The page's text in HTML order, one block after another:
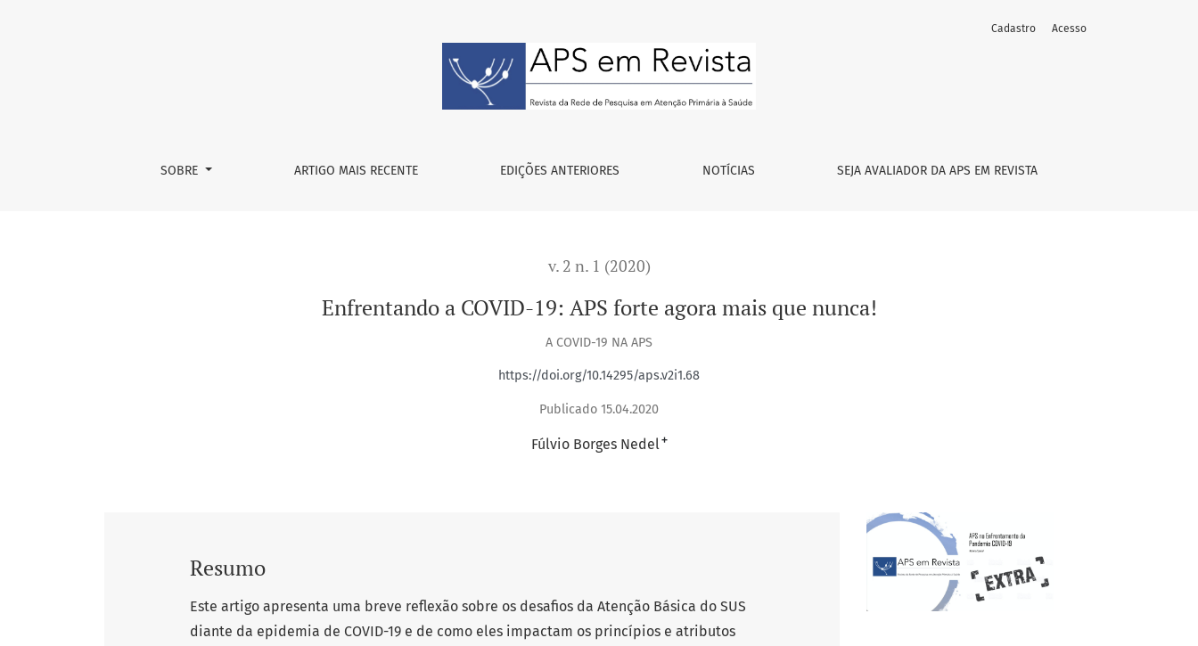
SOBRE ARTIGO MAIS RECENTE EDIÇÕES ANTERIORES NOTÍCIAS SEJA AVALIADOR DA APS EM REVISTA
Cadastro Acesso
v. 2 n. 1 (2020)
Enfrentando a COVID-19: APS forte agora mais que nunca!
A COVID-19 NA APS
https://doi.org/10.14295/aps.v2i1.68
Publicado 15.04.2020
Fúlvio Borges Nedel +
Resumo
Este artigo apresenta uma breve reflexão sobre os desafios da Atenção Básica do SUS
diante da epidemia de COVID-19 e de como eles impactam os princípios e atributos